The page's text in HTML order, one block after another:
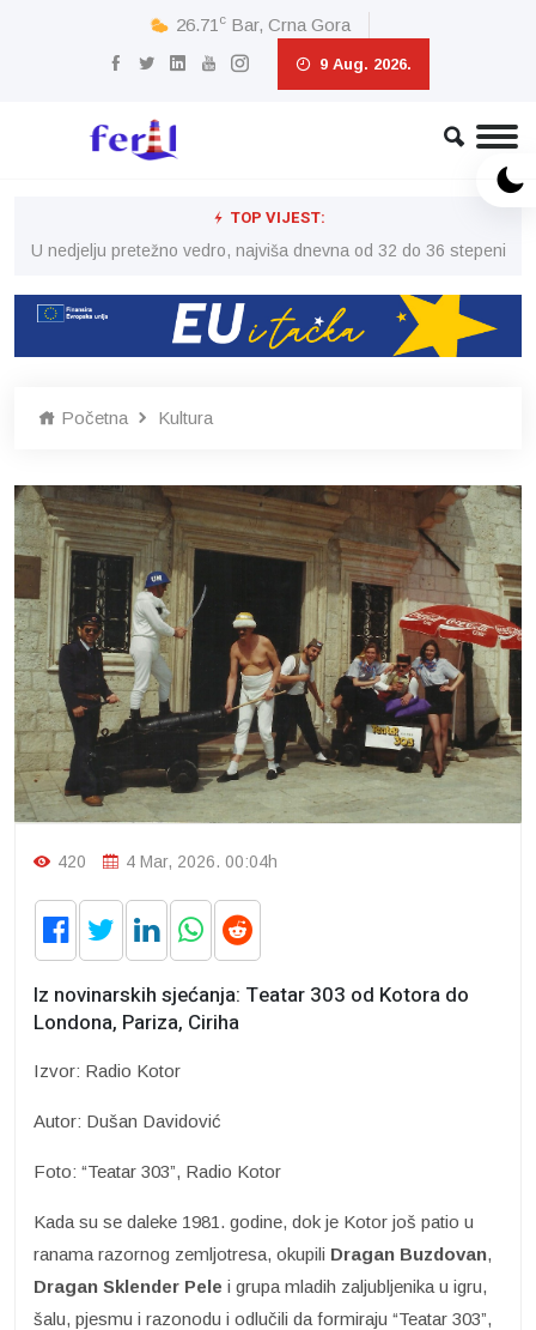
26.71 c Bar, Crna Gora
9 Aug. 2026.
TOP VIJEST:
U nedjelju pretežno vedro, najviša dnevna od 32 do 36 stepeni
Početna Kultura
420 4 Mar, 2026. 00:04h
Iz novinarskih sjećanja: Teatar 303 od Kotora do
Londona, Pariza, Ciriha
Izvor: Radio Kotor
Autor: Dušan Davidović
Foto: “Teatar 303”, Radio Kotor
Kada su se daleke 1981. godine, dok je Kotor još patio u
ranama razornog zemljotresa, okupili Dragan Buzdovan,
Dragan Sklender Pele i grupa mladih zaljubljenika u igru,
šalu, pjesmu i razonodu i odlučili da formiraju “Teatar 303”,